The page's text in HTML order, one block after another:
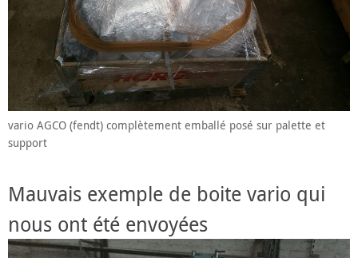
vario AGCO (fendt) complètement emballé posé sur palette et
support
Mauvais exemple de boite vario qui
nous ont été envoyées